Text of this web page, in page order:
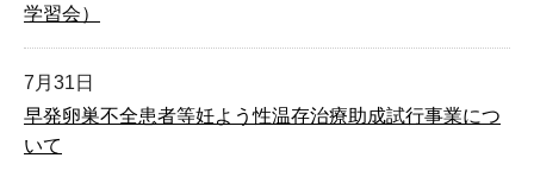
学習会）
7月31日
早発卵巣不全患者等妊よう性温存治療助成試行事業につ
いて